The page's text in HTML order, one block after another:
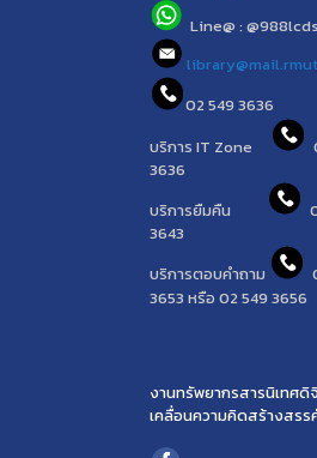
Line@ :
02 549 3636
บริการ IT Zone
3636
บริการยืมคืน
3643
บริการตอบคำถาม
3653 หรือ 02 549 3656
งานทรัพยากรสารนิเทศดิ
เคลื่อนความคิดสร้างสรร